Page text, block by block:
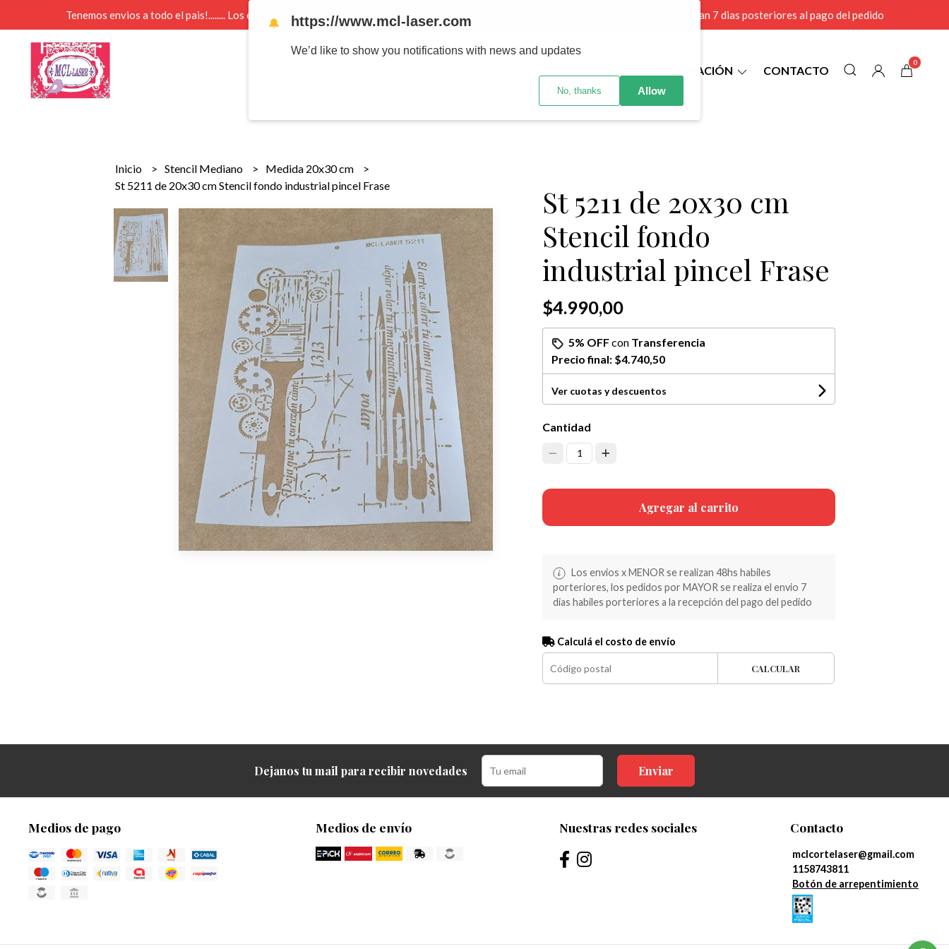
Tenemos envios a todo el pais!........ Los envios Por MENOR se realizan 48 hs habiles porteriores al pago , los pedidos por MAYOR se envian 7 dias posteriores al pago del pedido
INFORMACIÓN CONTACTO
0
Inicio Stencil Mediano
Medida 20x30 cm
St 5211 de 20x30 cm Stencil fondo industrial pincel Frase
St 5211 de 20x30 cm
Stencil fondo
industrial pincel Frase
$4.990,00
5% OFFcon Transferencia
Precio final: $4.740,50
Ver cuotas y descuentos
Cantidad
1
Agregar al carrito
Los envios x MENOR se realizan 48hs habiles
porteriores, los pedidos por MAYOR se realiza el envio 7
dias habiles porteriores a la recepción del pago del pedido
Calculá el costo de envío
CALCULAR
Dejanos tu mail para recibir novedades Enviar
Medios de pago Medios de envío Nuestras redes sociales Contacto
mclcortelaser@gmail.com
1158743811
Botón de arrepentimiento
🔔 https://www.mcl-laser.com
We’d like to show you notifications with news and updates
No, thanks Allow